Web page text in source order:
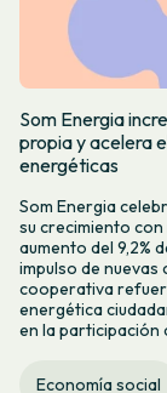
Som Energia
propia y acelera
energéticas
Som Energia
su crecimiento
aumento del 9,2%
impulso de nuevas
cooperativa
energética
en la participación
Economía social